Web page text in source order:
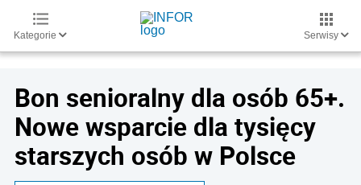
Kategorie Serwisy
Bon senioralny dla osób 65+.
Nowe wsparcie dla tysięcy
starszych osób w Polsce